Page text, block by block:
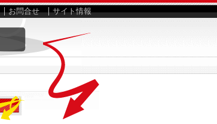
お問合せ サイト情報